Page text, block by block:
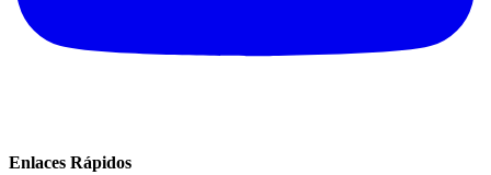
Enlaces Rápidos